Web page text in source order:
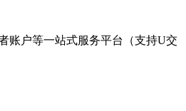
账户等一站式服务平台（支持U交